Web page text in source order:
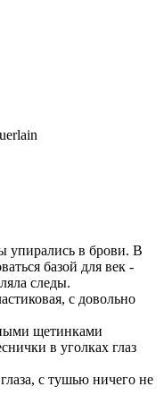
упирались в брови. В
базой для век -
следы.
с довольно
щетинками
в уголках глаз
с тушью ничего не